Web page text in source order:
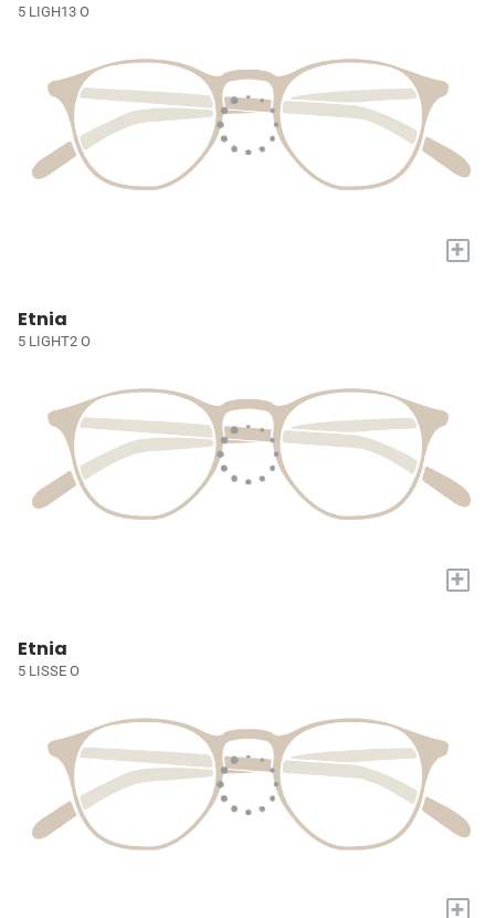
5 LIGH13 O
+
Etnia
5 LIGHT2 O
+
Etnia
5 LISSE O
+